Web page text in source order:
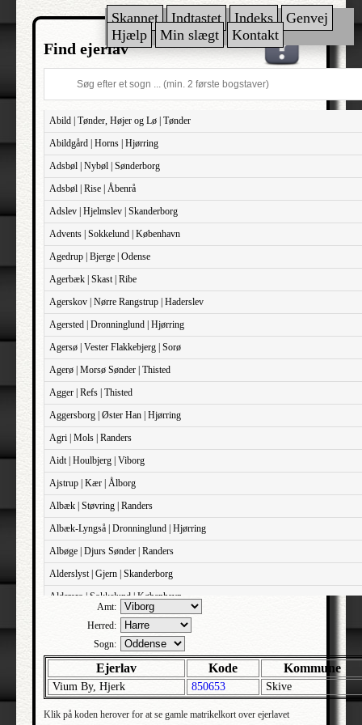
Skannet Indtastet Indeks
Genvej
Hjælp
Min slægt Kontakt
Find ejerlav
Abild | Tønder, Højer og Lø | Tønder
Abildgård | Horns | Hjørring
Adsbøl | Nybøl | Sønderborg
Adsbøl | Rise | Åbenrå
Adslev | Hjelmslev | Skanderborg
Advents | Sokkelund | København
Agedrup | Bjerge | Odense
Agerbæk | Skast | Ribe
Agerskov | Nørre Rangstrup | Haderslev
Agersted | Dronninglund | Hjørring
Agersø | Vester Flakkebjerg | Sorø
Agerø | Morsø Sønder | Thisted
Agger | Refs | Thisted
Aggersborg | Øster Han | Hjørring
Agri | Mols | Randers
Aidt | Houlbjerg | Viborg
Ajstrup | Kær | Ålborg
Albæk | Støvring | Randers
Albæk-Lyngså | Dronninglund | Hjørring
Albøge | Djurs Sønder | Randers
Alderslyst | Gjern | Skanderborg
Aldersro | Sokkelund | København
Allehelgens | Sokkelund | København
Aller | Sønder Tyrstrup | Haderslev
Allerslev | Bårse | Præstø
Allerslev | Voldborg | Roskilde
Allerup | Åsum | Odense
Amt:
Herred:
Sogn:
Ejerlav Kode Kommune
Vium By, Hjerk 850653 Skive
Klik på koden herover for at se gamle matrikelkort over ejerlavet